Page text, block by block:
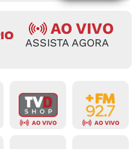
AO VIVO
ASSISTA AGORA
AO VIVO AO VIVO